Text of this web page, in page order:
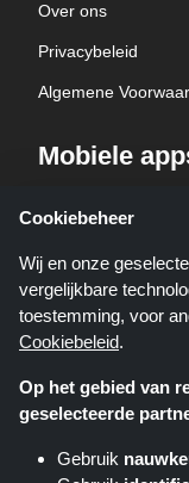
Over ons
Privacybeleid
Algemene
Mobiele
Kortingscop.nl is een
affiliate netwerken.
Cookiebeheer
Wij en onze
vergelijkbare
toestemming, voor
Cookiebeleid.
Op het gebied van
geselecteerde
Gebruik